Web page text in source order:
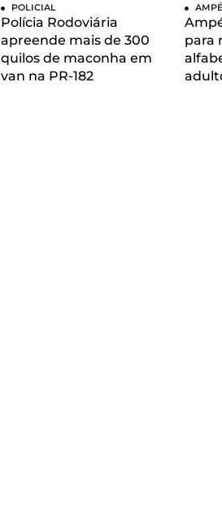
POLICIAL
Polícia Rodoviária
apreende mais de 300
quilos de maconha em
van na PR-182
para